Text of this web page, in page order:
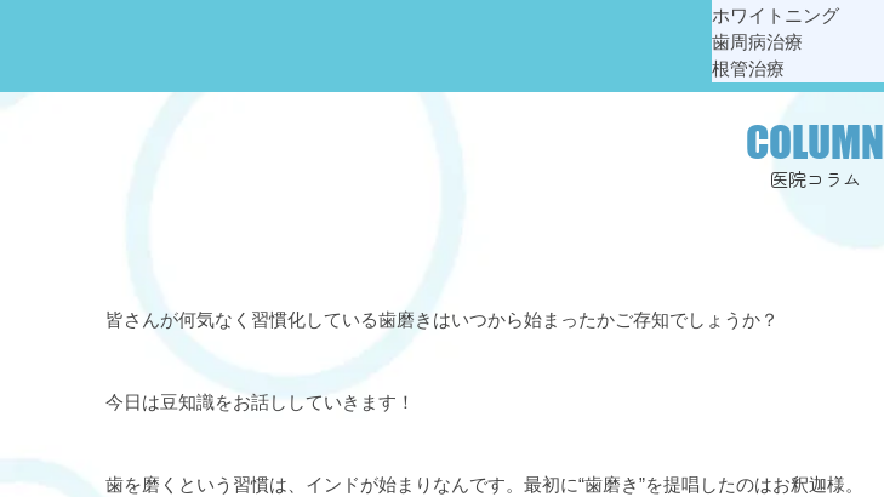
ホワイトニング
歯周病治療
根管治療
COLUMN
医院コラム
皆さんが何気なく習慣化している歯磨きはいつから始まったかご存知でしょうか？
今日は豆知識をお話ししていきます！
歯を磨くという習慣は、インドが始まりなんです。最初に“歯磨き”を提唱したのはお釈迦様。